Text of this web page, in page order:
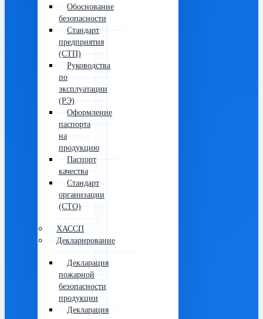
Обоснование
безопасности
Стандарт
предприятия
(СТП)
Руководства
по
эксплуатации
(РЭ)
Оформление
паспорта
на
продукцию
Паспорт
качества
Стандарт
организации
(СТО)
ХАССП
Декларирование
Декларация
пожарной
безопасности
продукции
Декларация